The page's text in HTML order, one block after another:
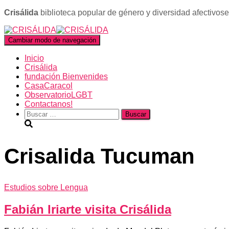
Crisálida biblioteca popular de género y diversidad
Cambiar modo de navegación
Inicio
Crisálida
fundación Bienvenides
CasaCaracol
ObservatorioLGBT
Contactanos!
Buscar:
Crisalida Tucuman
Estudios sobre Lengua
Fabián Iriarte visita Crisálida